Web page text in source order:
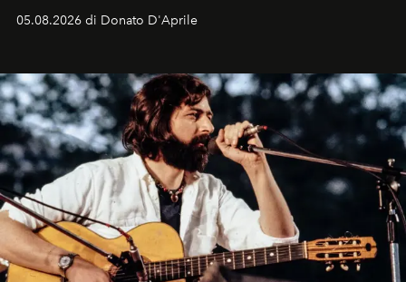
logomania pensata per la spiaggia
Kate, Claudia e Carla una dietro l'altra. Trent'anni dopo,
uno dei documenti più contemporanei che abbiamo.
05.08.2026 di Donato D'Aprile